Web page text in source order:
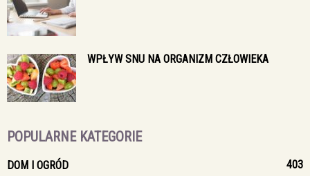
WPŁYW SNU NA ORGANIZM CZŁOWIEKA
POPULARNE KATEGORIE
DOM I OGRÓD
403